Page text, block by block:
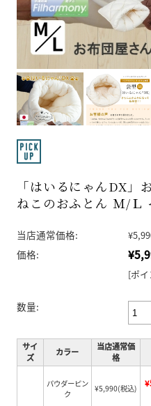
「はいるにゃんDX」
ねこのおふとん Ｍ/Ｌ
当店通常価格:
価格:
[ポ
数量:
サイ
ズ
カラー
当店通常価
格
パウダーピン
ク
¥5,990(税込)